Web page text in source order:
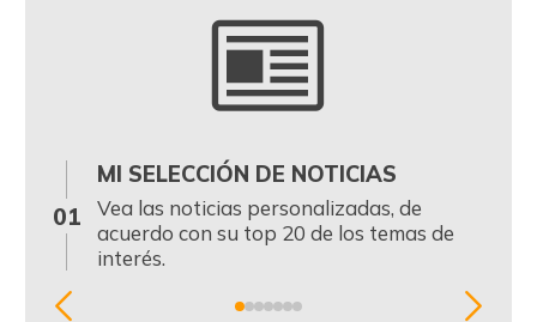
01
MI SELECCIÓN DE NOTICIAS
Vea las noticias personalizadas, de
acuerdo con su top 20 de los temas de
interés.
Item